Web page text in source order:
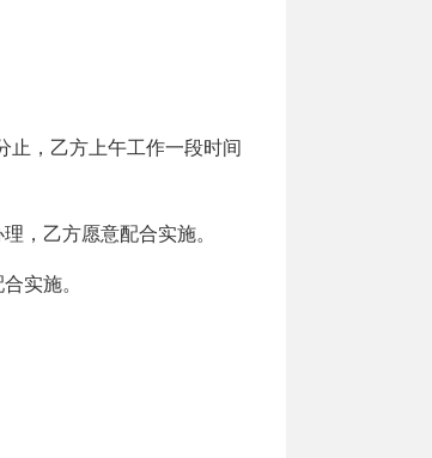
止，乙方上午工作一段时间
，乙方愿意配合实施。
实施。